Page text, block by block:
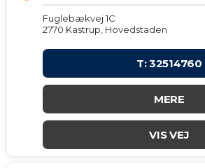
Fuglebækvej 1C
2770 Kastrup, Hovedstaden
T: 32514760
MERE
VIS VEJ